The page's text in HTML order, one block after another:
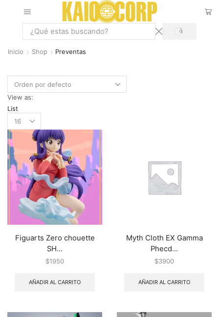
Inicio Shop Preventas
View as:
List
Figuarts Zero chouette
SH...
$1950
AÑADIR AL CARRITO
Myth Cloth EX Gamma
Phecd...
$3900
AÑADIR AL CARRITO